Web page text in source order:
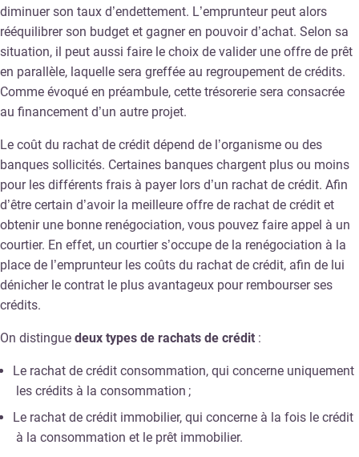
diminuer son taux d’endettement. L’emprunteur peut alors
rééquilibrer son budget et gagner en pouvoir d’achat. Selon sa
situation, il peut aussi faire le choix de valider une offre de prêt
en parallèle, laquelle sera greffée au regroupement de crédits.
Comme évoqué en préambule, cette trésorerie sera consacrée
au financement d’un autre projet.
Le coût du rachat de crédit dépend de l’organisme ou des
banques sollicités. Certaines banques chargent plus ou moins
pour les différents frais à payer lors d’un rachat de crédit. Afin
d’être certain d’avoir la meilleure offre de rachat de crédit et
obtenir une bonne renégociation, vous pouvez faire appel à un
courtier. En effet, un courtier s’occupe de la renégociation à la
place de l’emprunteur les coûts du rachat de crédit, afin de lui
dénicher le contrat le plus avantageux pour rembourser ses
crédits.
On distingue deux types de rachats de crédit :
Le rachat de crédit consommation, qui concerne uniquement
les crédits à la consommation ;
Le rachat de crédit immobilier, qui concerne à la fois le crédit
à la consommation et le prêt immobilier.